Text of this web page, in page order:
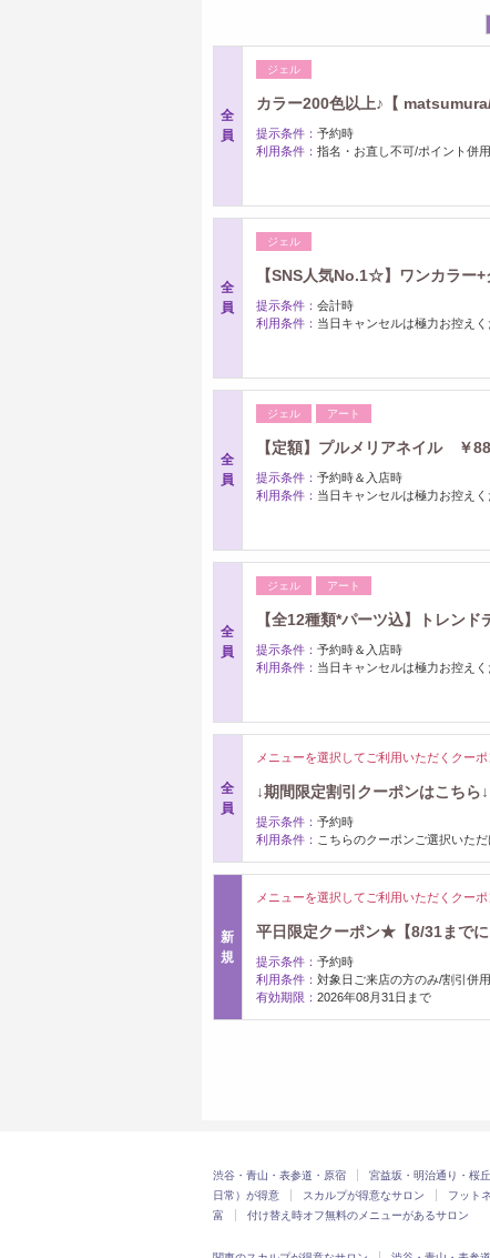
全
員
ジェル
カラー200色以上♪【
提示条件： 予約時
利用条件： 指名・お直し不可/ポイント併
全
員
ジェル
【SNS人気No.1☆】ワンカラ
提示条件： 会計時
利用条件： 当日キャンセルは極力お控え
全
員
ジェル アート
【定額】プルメリアネイル ￥
提示条件： 予約時＆入店時
利用条件： 当日キャンセルは極力お控え
全
員
ジェル アート
【全12種類*パーツ込】トレン
提示条件： 予約時＆入店時
利用条件： 当日キャンセルは極力お控え
全
員
メニューを選択してご利用いただくクー
↓期間限定割引クーポンはこちら↓
提示条件： 予約時
利用条件： こちらのクーポンご選択いた
新
規
メニューを選択してご利用いただくクー
平日限定クーポン★【8/31までに
提示条件： 予約時
利用条件： 対象日ご来店の方のみ/割引併
有効期限： 2026年08月31日まで
渋谷・青山・表参道・原宿 宮益坂・明治通り・桜丘
日常）が得意
スカルプが得意なサロン フット
富
付け替え時オフ無料のメニューがあるサロン